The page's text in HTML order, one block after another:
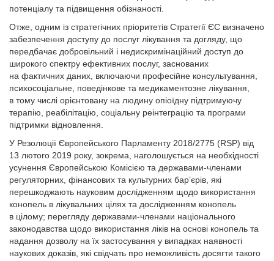
потенціалу та підвищення обізнаності.
Отже, одним із стратегічних пріоритетів Стратегії ЄС визначено
забезпечення доступу до послуг лікування та догляду, що
передбачає добровільний і недискримінаційний доступ до
широкого спектру ефективних послуг, заснованих
на фактичних даних, включаючи професійне консультування,
психосоціальне, поведінкове та медикаментозне лікування,
в тому числі орієнтовану на людину опіоїдну підтримуючу
терапію, реабілітацію, соціальну реінтеграцію та програми
підтримки відновлення.
У Резолюції Європейського Парламенту 2018/2775 (RSP) від
13 лютого 2019 року, зокрема, наголошується на необхідності
усунення Європейською Комісією та державами-членами
регуляторних, фінансових та культурних бар’єрів, які
перешкоджають науковим дослідженням щодо використання
конопель в лікувальних цілях та дослідженням конопель
в цілому; перегляду державами-членами національного
законодавства щодо використання ліків на основі конопель та
надання дозволу на їх застосування у випадках наявності
наукових доказів, які свідчать про неможливість досягти такого